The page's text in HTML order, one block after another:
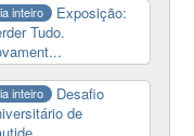
inteiro
Exposição:
Tudo.
inteiro
Desafio
de